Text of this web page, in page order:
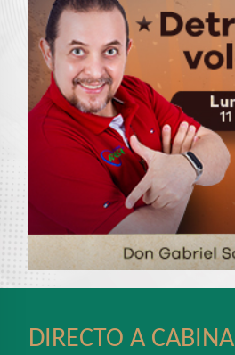
DIRECTO A CABINA